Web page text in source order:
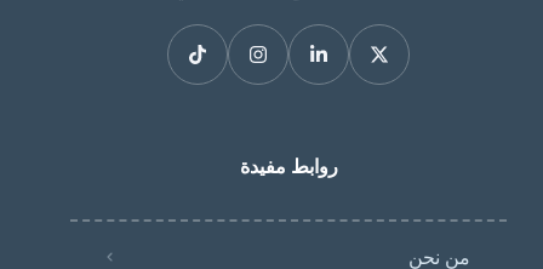
روابط مفيدة
من نحن